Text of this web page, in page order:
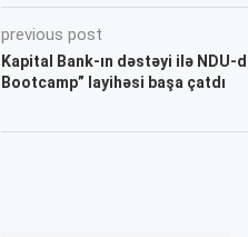
previous post
Kapital Bank-ın dəstəyi ilə NDU-
Bootcamp” layihəsi başa çatdı